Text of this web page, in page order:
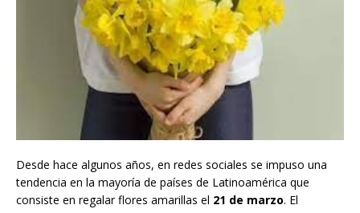
Desde hace algunos años, en redes sociales se impuso una
tendencia en la mayoría de países de Latinoamérica que
consiste en regalar flores amarillas el 21 de marzo. El